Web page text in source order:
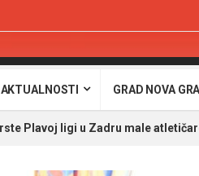
AKTUALNOSTI GRAD NOVA
Plavoj ligi u Zadru male